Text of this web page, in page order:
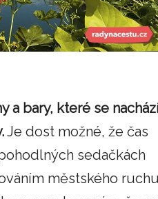
a bary, které se
Je dost možné, že čas
sedačkách
městského